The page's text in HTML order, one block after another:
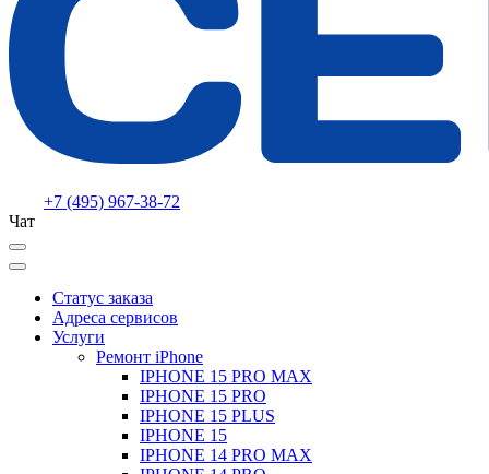
+7 (495) 967-38-72
Чат
Статус заказа
Адреса сервисов
Услуги
Ремонт iPhone
IPHONE 15 PRO MAX
IPHONE 15 PRO
IPHONE 15 PLUS
IPHONE 15
IPHONE 14 PRO MAX